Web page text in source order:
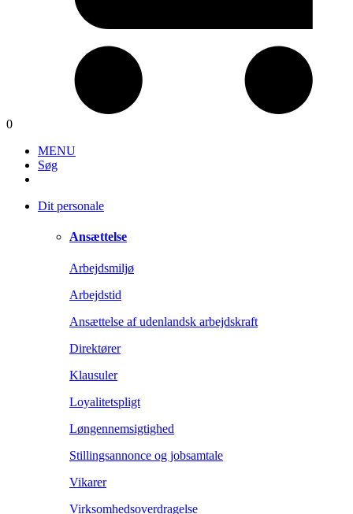
0
MENU
Søg
Dit personale
Ansættelse
Arbejdsmiljø
Arbejdstid
Ansættelse af udenlandsk arbejdskraft
Direktører
Klausuler
Loyalitetspligt
Løngennemsigtighed
Stillingsannonce og jobsamtale
Vikarer
Virksomhedsoverdragelse